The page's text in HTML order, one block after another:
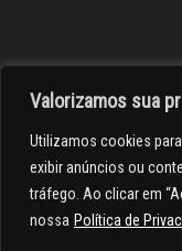
Valorizamos sua
Utilizamos cookies
exibir anúncios ou
tráfego. Ao clicar em
nossa Política de
><(((º> 17